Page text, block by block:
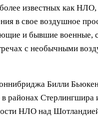
известных как
в свое воздушное
и бывшие
с необычными
Билли
Стерлингшира
НЛО над